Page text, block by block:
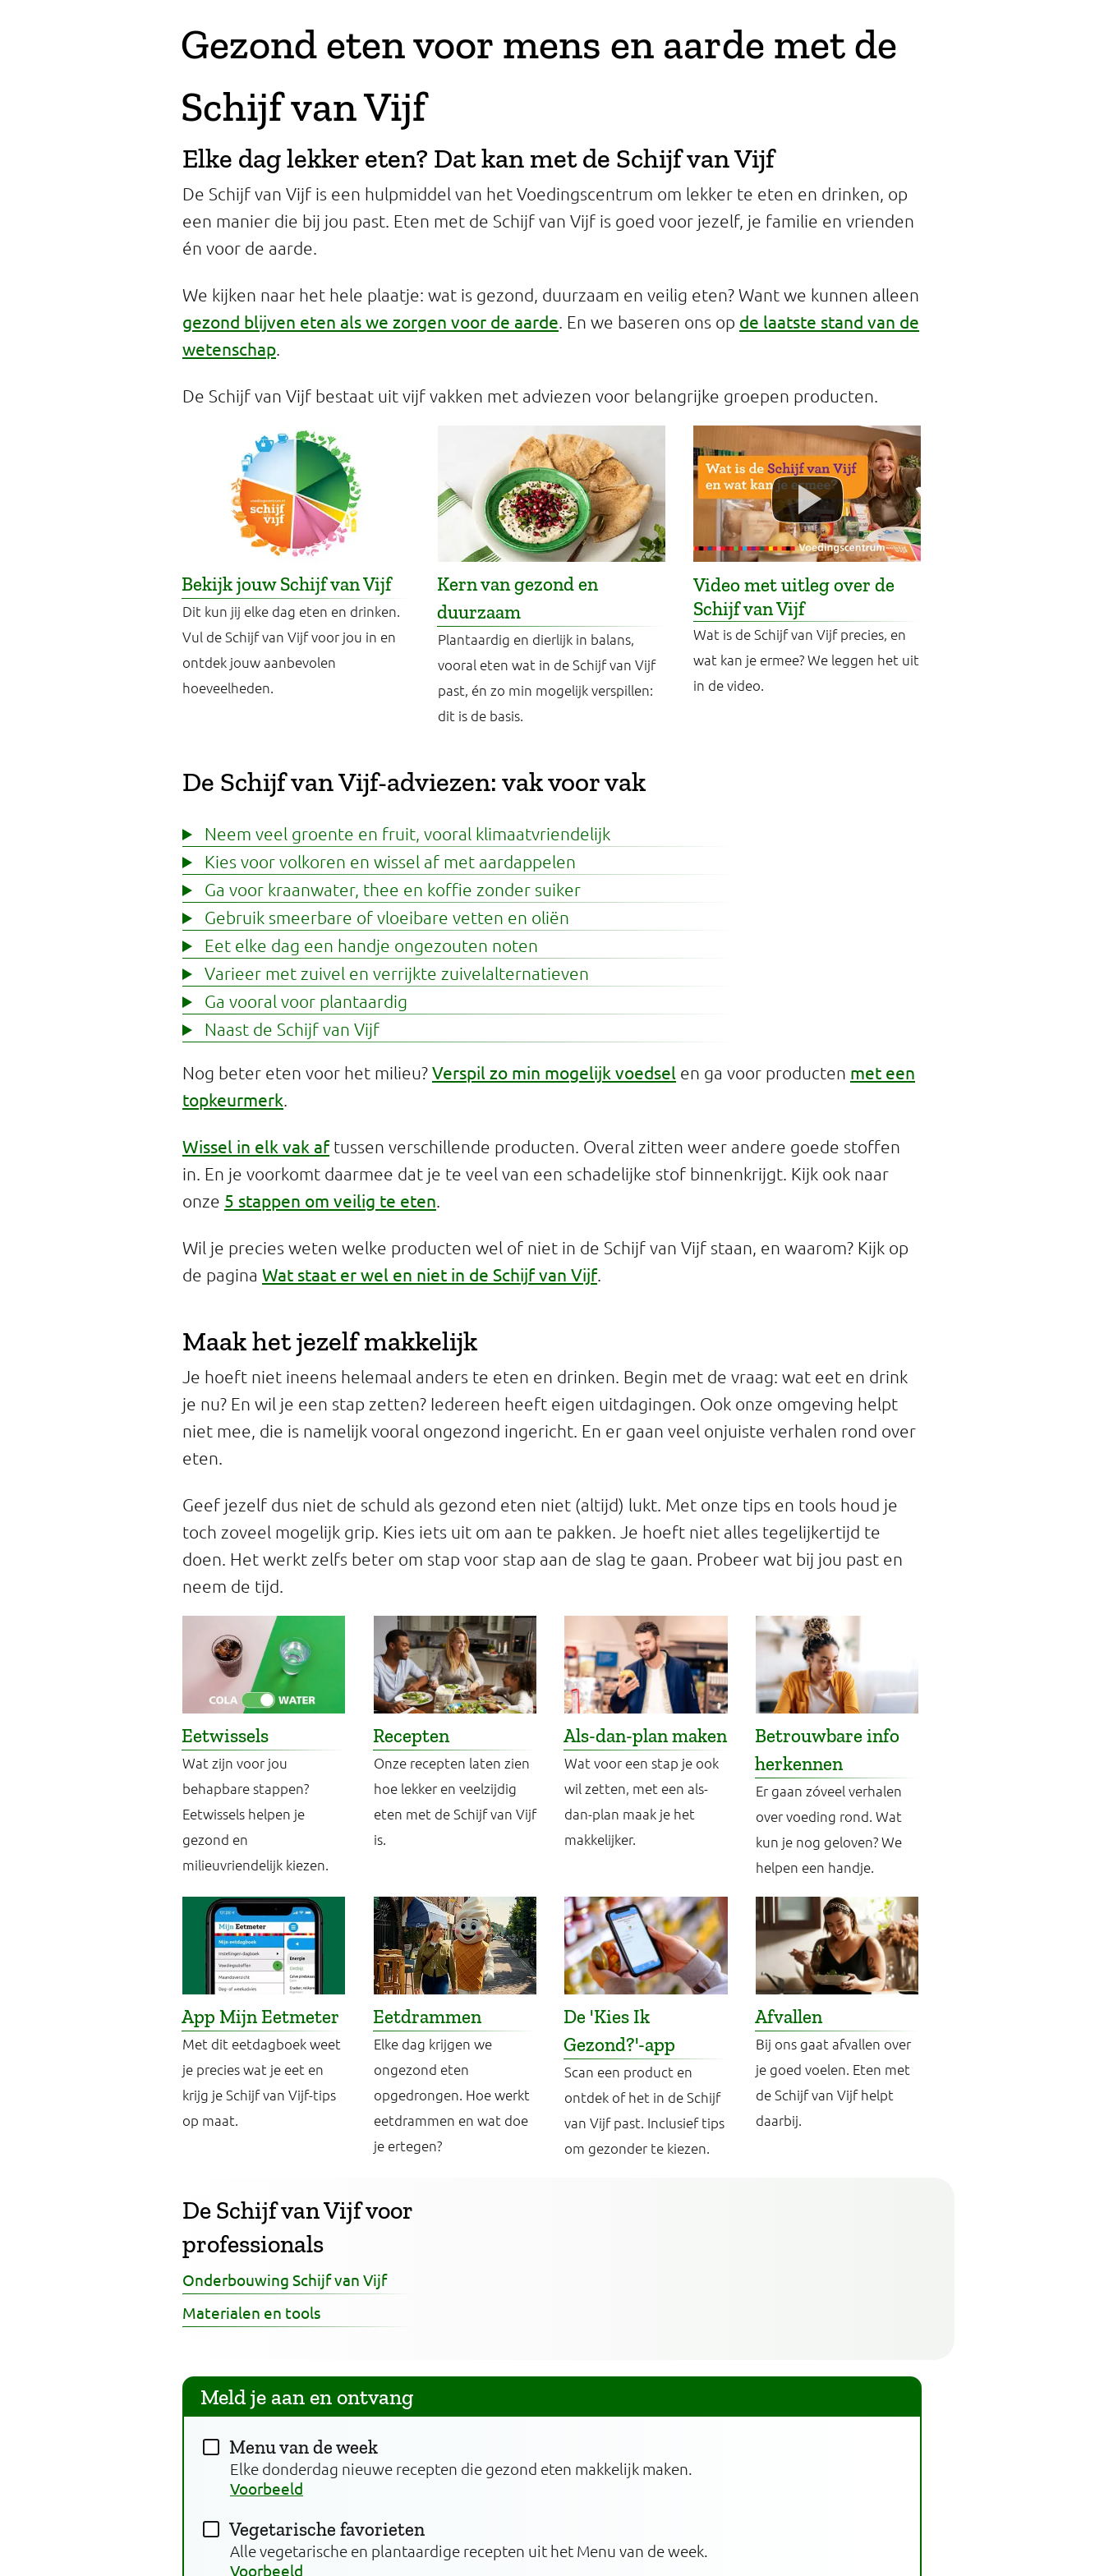
Onderwijs
Eetomgevingen
Over ons
Gezond eten voor mens en aarde met de
Schijf van Vijf
Elke dag lekker eten? Dat kan met de Schijf van Vijf
De Schijf van Vijf is een hulpmiddel van het Voedingscentrum om lekker te eten en drinken, op
een manier die bij jou past. Eten met de Schijf van Vijf is goed voor jezelf, je familie en vrienden
én voor de aarde.
We kijken naar het hele plaatje: wat is gezond, duurzaam en veilig eten? Want we kunnen alleen
gezond blijven eten als we zorgen voor de aarde. En we baseren ons op de laatste stand van de
wetenschap.
De Schijf van Vijf bestaat uit vijf vakken met adviezen voor belangrijke groepen producten.
Bekijk jouw Schijf van Vijf
Dit kun jij elke dag eten en drinken.
Vul de Schijf van Vijf voor jou in en
ontdek jouw aanbevolen
hoeveelheden.
Kern van gezond en
duurzaam
Plantaardig en dierlijk in balans,
vooral eten wat in de Schijf van Vijf
past, én zo min mogelijk verspillen:
dit is de basis.
Video met uitleg over de
Schijf van Vijf
Wat is de Schijf van Vijf precies, en
wat kan je ermee? We leggen het uit
in de video.
De Schijf van Vijf-adviezen: vak voor vak
Neem veel groente en fruit, vooral klimaatvriendelijk
Kies voor volkoren en wissel af met aardappelen
Ga voor kraanwater, thee en koffie zonder suiker
Gebruik smeerbare of vloeibare vetten en oliën
Eet elke dag een handje ongezouten noten
Varieer met zuivel en verrijkte zuivelalternatieven
Ga vooral voor plantaardig
Naast de Schijf van Vijf
Nog beter eten voor het milieu? Verspil zo min mogelijk voedsel en ga voor producten met een
topkeurmerk.
Wissel in elk vak aftussen verschillende producten. Overal zitten weer andere goede stoffen
in. En je voorkomt daarmee dat je te veel van een schadelijke stof binnenkrijgt. Kijk ook naar
onze 5 stappen om veilig te eten.
Wil je precies weten welke producten wel of niet in de Schijf van Vijf staan, en waarom? Kijk op
de pagina Wat staat er wel en niet in de Schijf van Vijf.
Maak het jezelf makkelijk
Je hoeft niet ineens helemaal anders te eten en drinken. Begin met de vraag: wat eet en drink
je nu? En wil je een stap zetten? Iedereen heeft eigen uitdagingen. Ook onze omgeving helpt
niet mee, die is namelijk vooral ongezond ingericht. En er gaan veel onjuiste verhalen rond over
eten.
Geef jezelf dus niet de schuld als gezond eten niet (altijd) lukt. Met onze tips en tools houd je
toch zoveel mogelijk grip. Kies iets uit om aan te pakken. Je hoeft niet alles tegelijkertijd te
doen. Het werkt zelfs beter om stap voor stap aan de slag te gaan. Probeer wat bij jou past en
neem de tijd.
Eetwissels
Wat zijn voor jou
behapbare stappen?
Eetwissels helpen je
gezond en
milieuvriendelijk kiezen.
Recepten
Onze recepten laten zien
hoe lekker en veelzijdig
eten met de Schijf van Vijf
is.
Als-dan-plan maken
Wat voor een stap je ook
wil zetten, met een als-
dan-plan maak je het
makkelijker.
Betrouwbare info
herkennen
Er gaan zóveel verhalen
over voeding rond. Wat
kun je nog geloven? We
helpen een handje.
App Mijn Eetmeter
Met dit eetdagboek weet
je precies wat je eet en
krijg je Schijf van Vijf-tips
op maat.
Eetdrammen
Elke dag krijgen we
ongezond eten
opgedrongen. Hoe werkt
eetdrammen en wat doe
je ertegen?
De 'Kies Ik
Gezond?'-app
Scan een product en
ontdek of het in de Schijf
van Vijf past. Inclusief tips
om gezonder te kiezen.
Afvallen
Bij ons gaat afvallen over
je goed voelen. Eten met
de Schijf van Vijf helpt
daarbij.
De Schijf van Vijf voor
professionals
Onderbouwing Schijf van Vijf
Materialen en tools
Meld je aan en ontvang
Menu van de week
Elke donderdag nieuwe recepten die gezond eten makkelijk maken.
Voorbeeld
Vegetarische favorieten
Alle vegetarische en plantaardige recepten uit het Menu van de week.
Voorbeeld